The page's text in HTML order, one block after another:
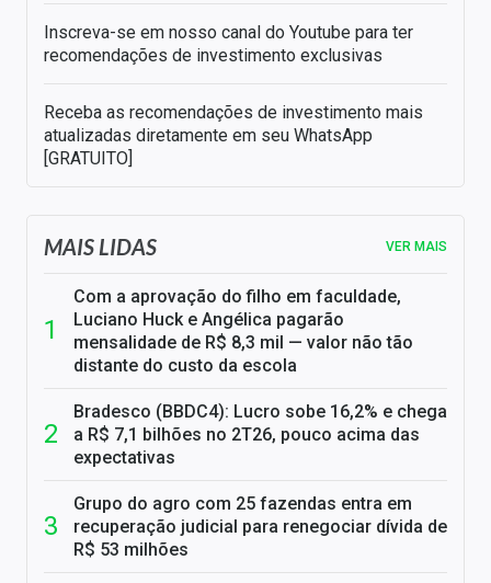
Inscreva-se em nosso canal do Youtube para ter
recomendações de investimento exclusivas
Receba as recomendações de investimento mais
atualizadas diretamente em seu WhatsApp
[GRATUITO]
MAIS LIDAS VER MAIS
Com a aprovação do filho em faculdade,
Luciano Huck e Angélica pagarão
mensalidade de R$ 8,3 mil — valor não tão
distante do custo da escola
Bradesco (BBDC4): Lucro sobe 16,2% e chega
a R$ 7,1 bilhões no 2T26, pouco acima das
expectativas
Grupo do agro com 25 fazendas entra em
recuperação judicial para renegociar dívida de
R$ 53 milhões